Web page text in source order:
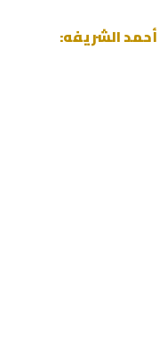
الشريفه: